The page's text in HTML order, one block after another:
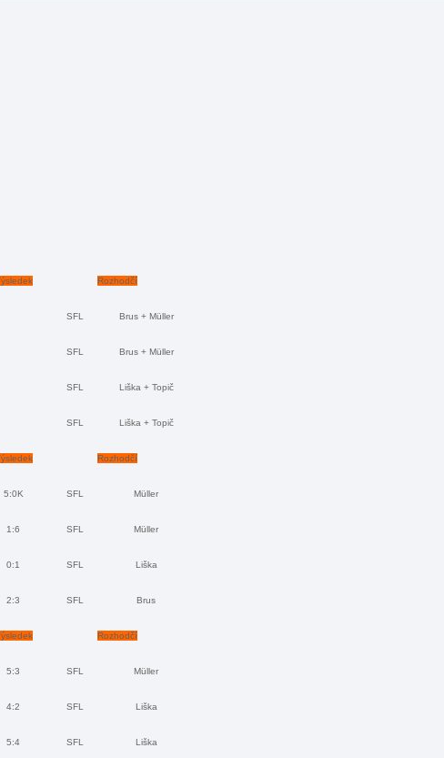
Rozhodčí
SFL Brus + Müller
SFL Brus + Müller
SFL Liška + Topič
SFL Liška + Topič
Rozhodčí
5:0K SFL Müller
1:6 SFL Müller
0:1 SFL Liška
2:3 SFL Brus
Rozhodčí
5:3 SFL Müller
4:2 SFL Liška
5:4 SFL Liška